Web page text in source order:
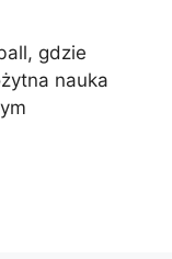
gdzie
nauka